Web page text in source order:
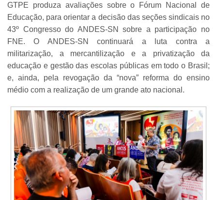
GTPE produza avaliações sobre o Fórum Nacional de
Educação, para orientar a decisão das seções sindicais no
43º Congresso do ANDES-SN sobre a participação no
FNE. O ANDES-SN continuará a luta contra a
militarização, a mercantilização e a privatização da
educação e gestão das escolas públicas em todo o Brasil;
e, ainda, pela revogação da “nova” reforma do ensino
médio com a realização de um grande ato nacional.